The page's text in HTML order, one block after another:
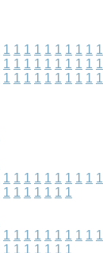
1 1 1 1 1 1 1 1 1 1
1 1 1 1 1 1 1 1 1 1
1 1 1 1 1 1 1 1 1 1
1 1 1 1 1 1 1 1 1 1
1 1 1 1 1 1 1
1 1 1 1 1 1 1 1 1 1
1 1 1 1 1 1 1